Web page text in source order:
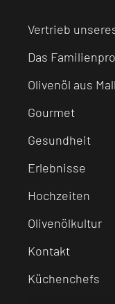
Vertrieb
Das
Olivenöl aus
Gourmet
Gesundheit
Erlebnisse
Hochzeiten
Olivenölkultur
Kontakt
Küchenchefs